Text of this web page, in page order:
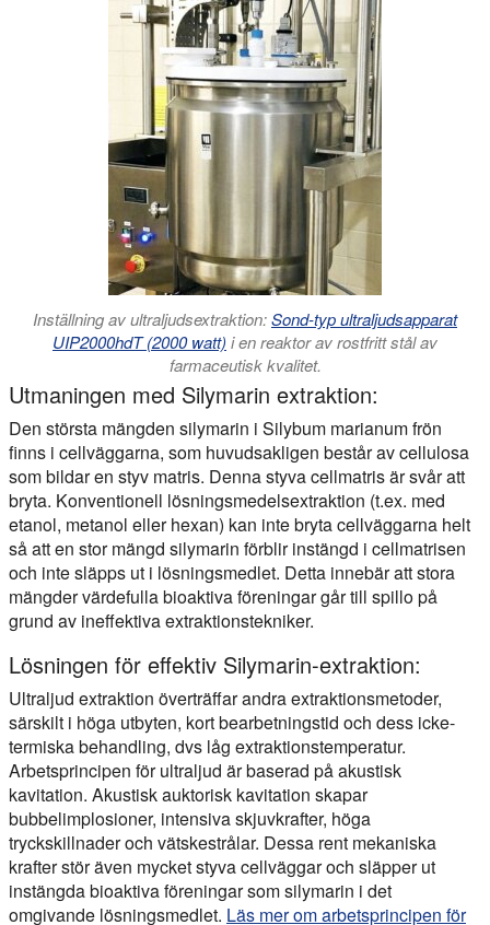
Inställning av ultraljudsextraktion:Sond-typ ultraljudsapparat
UIP2000hdT (2000 watt) i en reaktor av rostfritt stål av
farmaceutisk kvalitet.
Utmaningen med Silymarin extraktion:
Den största mängden silymarin i Silybum marianum frön
finns i cellväggarna, som huvudsakligen består av cellulosa
som bildar en styv matris. Denna styva cellmatris är svår att
bryta. Konventionell lösningsmedelsextraktion (t.ex. med
etanol, metanol eller hexan) kan inte bryta cellväggarna helt
så att en stor mängd silymarin förblir instängd i cellmatrisen
och inte släpps ut i lösningsmedlet. Detta innebär att stora
mängder värdefulla bioaktiva föreningar går till spillo på
grund av ineffektiva extraktionstekniker.
Lösningen för effektiv Silymarin-extraktion:
Ultraljud extraktion överträffar andra extraktionsmetoder,
särskilt i höga utbyten, kort bearbetningstid och dess icke-
termiska behandling, dvs låg extraktionstemperatur.
Arbetsprincipen för ultraljud är baserad på akustisk
kavitation. Akustisk auktorisk kavitation skapar
bubbelimplosioner, intensiva skjuvkrafter, höga
tryckskillnader och vätskestrålar. Dessa rent mekaniska
krafter stör även mycket styva cellväggar och släpper ut
instängda bioaktiva föreningar som silymarin i det
omgivande lösningsmedlet. Läs mer om arbetsprincipen för